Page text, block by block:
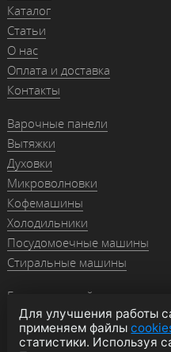
Каталог
Статьи
О нас
Оплата и доставка
Контакты
Варочные панели
Вытяжки
Духовки
Микроволновки
Кофемашины
Холодильники
Посудомоечные машины
Стиральные машины
Гранитные мойки
Мойки из нержавейки
Смесители
Для улучшения работы
применяем файлы
статистики. Используя